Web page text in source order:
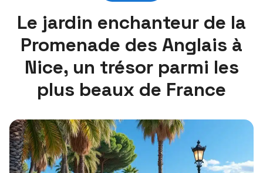
Le jardin enchanteur de la
Promenade des Anglais à
Nice, un trésor parmi les
plus beaux de France